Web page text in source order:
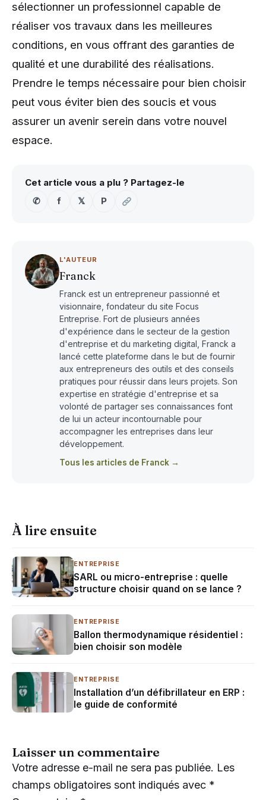
sélectionner un professionnel capable de
réaliser vos travaux dans les meilleures
conditions, en vous offrant des garanties de
qualité et une durabilité des réalisations.
Prendre le temps nécessaire pour bien choisir
peut vous éviter bien des soucis et vous
assurer un avenir serein dans votre nouvel
espace.
Cet article vous a plu ? Partagez-le
✆
f 𝕏 P
L'AUTEUR
Franck
Franck est un entrepreneur passionné et
visionnaire, fondateur du site Focus
Entreprise. Fort de plusieurs années
d'expérience dans le secteur de la gestion
d'entreprise et du marketing digital, Franck a
lancé cette plateforme dans le but de fournir
aux entrepreneurs des outils et des conseils
pratiques pour réussir dans leurs projets. Son
expertise en stratégie d'entreprise et sa
volonté de partager ses connaissances font
de lui un acteur incontournable pour
accompagner les entreprises dans leur
développement.
Tous les articles de Franck →
À lire ensuite
ENTREPRISE
SARL ou micro-entreprise : quelle
structure choisir quand on se lance ?
ENTREPRISE
Ballon thermodynamique résidentiel :
bien choisir son modèle
ENTREPRISE
Installation d’un défibrillateur en ERP :
le guide de conformité
Laisser un commentaire
Votre adresse e-mail ne sera pas publiée. Les
champs obligatoires sont indiqués avec *